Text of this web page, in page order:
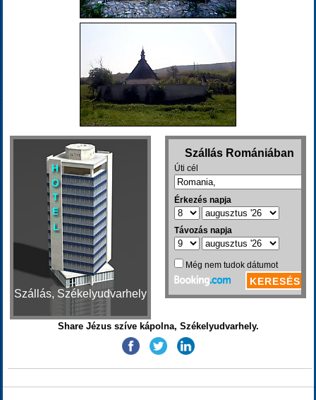
Szállás, Székelyudvarhely
Share Jézus szíve kápolna, Székelyudvarhely.